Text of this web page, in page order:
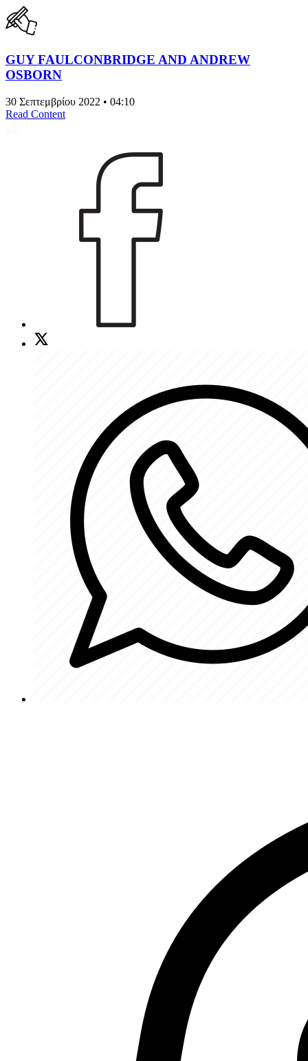
GUY FAULCONBRIDGE AND ANDREW
OSBORN
30 Σεπτεμβρίου 2022 • 04:10
Read Content